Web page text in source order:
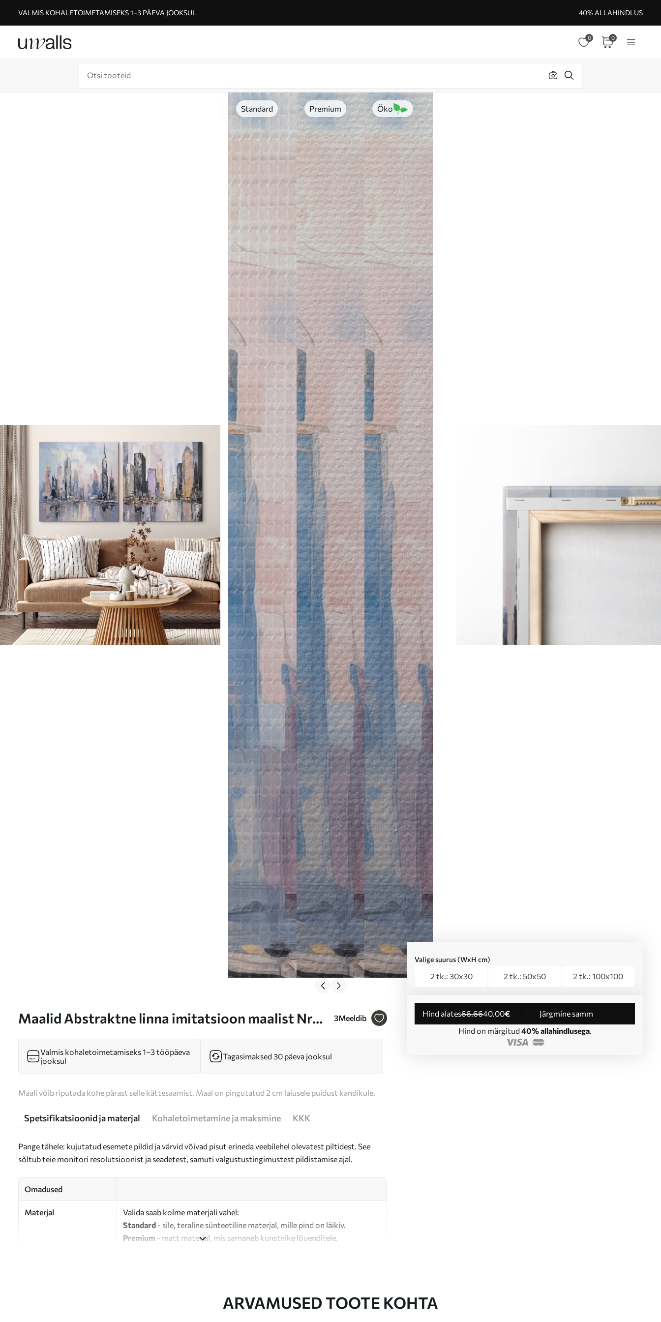
VALMIS KOHALETOIMETAMISEKS 1–3 PÄEVA JOOKSUL 40% ALLAHINDLUS
0 0
Standard Premium Öko
Maalid Abstraktne linna imitatsioon maalist Nr
3Meeldib
Valige suurus (WxH cm)
2 tk.: 30x30 2 tk.: 50x50 2 tk.: 100x100
Hind alates66.6640.00€
Järgmine samm
Hind on märgitud 40% allahindlusega.
Valmis kohaletoimetamiseks 1–3 tööpäeva
jooksul
Tagasimaksed 30 päeva jooksul
Maali võib riputada kohe pärast selle kättesaamist. Maal on pingutatud 2 cm laiusele puidust kandikule.
Spetsifikatsioonid ja materjal Kohaletoimetamine ja maksmine KKK
Pange tähele: kujutatud esemete pildid ja värvid võivad pisut erineda veebilehel olevatest piltidest. See
sõltub teie monitori resolutsioonist ja seadetest, samuti valgustustingimustest pildistamise ajal.
Omadused
Materjal
Valida saab kolme materjali vahel:
Standard - sile, teraline sünteetiline materjal, mille pind on läikiv.
Premium - matt materjal, mis sarnaneb kunstnike lõuenditele.
ARVAMUSED TOOTE KOHTA